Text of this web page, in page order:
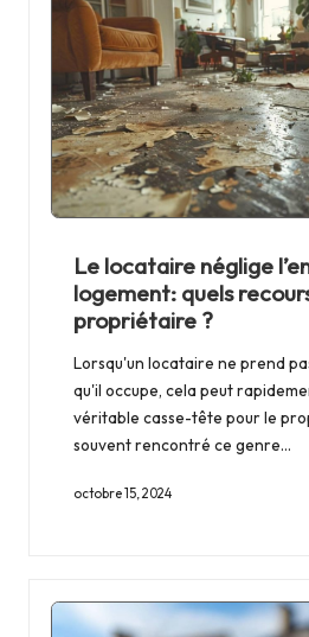
Le locataire néglige
logement: quels
propriétaire ?
Lorsqu'un locataire ne prend
qu'il occupe, cela peut
véritable casse-tête pour le
souvent rencontré ce genre…
octobre 15, 2024